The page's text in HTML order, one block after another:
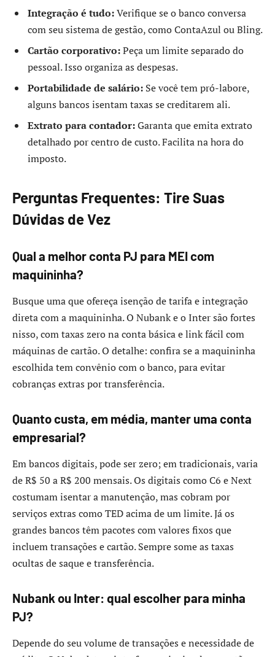
Integração é tudo:Verifique se o banco conversa
com seu sistema de gestão, como ContaAzul ou Bling.
Cartão corporativo:Peça um limite separado do
pessoal. Isso organiza as despesas.
Portabilidade de salário: Se você tem pró-labore,
alguns bancos isentam taxas se creditarem ali.
Extrato para contador:Garanta que emita extrato
detalhado por centro de custo. Facilita na hora do
imposto.
Perguntas Frequentes: Tire Suas
Dúvidas de Vez
Qual a melhor conta PJ para MEI com
maquininha?
Busque uma que ofereça isenção de tarifa e integração
direta com a maquininha. O Nubank e o Inter são fortes
nisso, com taxas zero na conta básica e link fácil com
máquinas de cartão. O detalhe: confira se a maquininha
escolhida tem convênio com o banco, para evitar
cobranças extras por transferência.
Quanto custa, em média, manter uma conta
empresarial?
Em bancos digitais, pode ser zero; em tradicionais, varia
de R$ 50 a R$ 200 mensais. Os digitais como C6 e Next
costumam isentar a manutenção, mas cobram por
serviços extras como TED acima de um limite. Já os
grandes bancos têm pacotes com valores fixos que
incluem transações e cartão. Sempre some as taxas
ocultas de saque e transferência.
Nubank ou Inter: qual escolher para minha
PJ?
Depende do seu volume de transações e necessidade de